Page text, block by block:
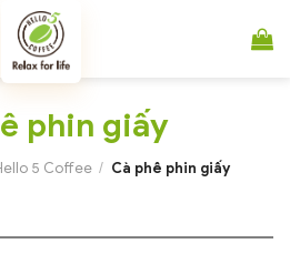
phin giấy
5 Coffee / Cà phê phin giấy